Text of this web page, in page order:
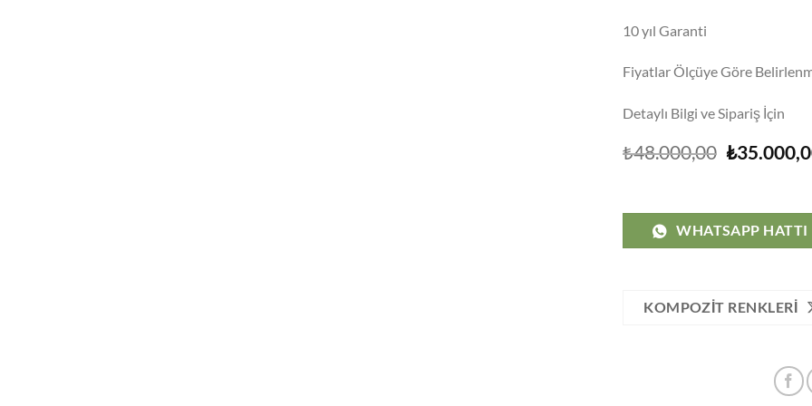
10 yıl Garanti
Fiyatlar Ölçüye Göre
Detaylı Bilgi ve Sipariş İçin
₺48.000,00 Orijinal
₺
WHATSAPP HATTI
KOMPOZIT RENKLERI